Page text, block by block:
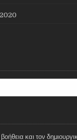
2020
και τον